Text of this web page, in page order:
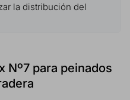
la distribución del
Nº7 para peinados